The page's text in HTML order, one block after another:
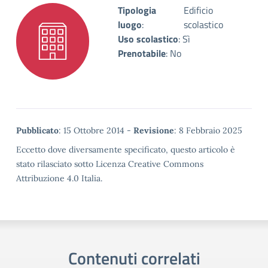
Tipologia
luogo:
Edificio
scolastico
Uso scolastico:Sì
Prenotabile: No
Metadata
Pubblicato: 15 Ottobre 2014 - Revisione: 8 Febbraio 2025
Eccetto dove diversamente specificato, questo articolo è
stato rilasciato sotto Licenza Creative Commons
Attribuzione 4.0 Italia.
Contenuti correlati